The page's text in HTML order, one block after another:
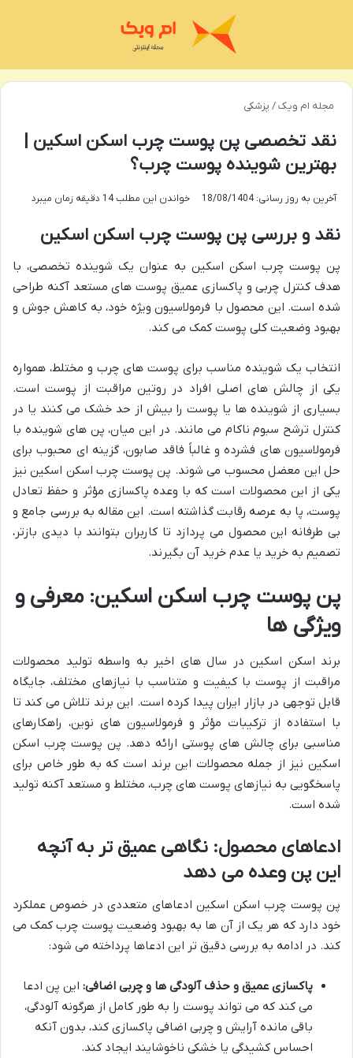
مجله ام ویک/ پزشکی
نقد تخصصی پن پوست چرب اسکن اسکین |
بهترین شوینده پوست چرب؟
آخرین به روز رسانی: 18/08/1404 خواندن این مطلب 14 دقیقه زمان میبرد
نقد و بررسی پن پوست چرب اسکن اسکین
پن پوست چرب اسکن اسکین به عنوان یک شوینده تخصصی، با
هدف کنترل چربی و پاکسازی عمیق پوست های مستعد آکنه طراحی
شده است. این محصول با فرمولاسیون ویژه خود، به کاهش جوش و
بهبود وضعیت کلی پوست کمک می کند.
انتخاب یک شوینده مناسب برای پوست های چرب و مختلط، همواره
یکی از چالش های اصلی افراد در روتین مراقبت از پوست است.
بسیاری از شوینده ها یا پوست را بیش از حد خشک می کنند یا در
کنترل ترشح سبوم ناکام می مانند. در این میان، پن های شوینده با
فرمولاسیون های فشرده و غالباً فاقد صابون، گزینه ای محبوب برای
حل این معضل محسوب می شوند. پن پوست چرب اسکن اسکین نیز
یکی از این محصولات است که با وعده پاکسازی مؤثر و حفظ تعادل
پوست، پا به عرصه رقابت گذاشته است. این مقاله به بررسی جامع و
بی طرفانه این محصول می پردازد تا کاربران بتوانند با دیدی بازتر،
تصمیم به خرید یا عدم خرید آن بگیرند.
پن پوست چرب اسکن اسکین: معرفی و
ویژگی ها
برند اسکن اسکین در سال های اخیر به واسطه تولید محصولات
مراقبت از پوست با کیفیت و متناسب با نیازهای مختلف، جایگاه
قابل توجهی در بازار ایران پیدا کرده است. این برند تلاش می کند تا
با استفاده از ترکیبات مؤثر و فرمولاسیون های نوین، راهکارهای
مناسبی برای چالش های پوستی ارائه دهد. پن پوست چرب اسکن
اسکین نیز از جمله محصولات این برند است که به طور خاص برای
پاسخگویی به نیازهای پوست های چرب، مختلط و مستعد آکنه تولید
شده است.
ادعاهای محصول: نگاهی عمیق تر به آنچه
این پن وعده می دهد
پن پوست چرب اسکن اسکین ادعاهای متعددی در خصوص عملکرد
خود دارد که هر یک از آن ها به بهبود وضعیت پوست چرب کمک می
کند. در ادامه به بررسی دقیق تر این ادعاها پرداخته می شود:
پاکسازی عمیق و حذف آلودگی ها و چربی اضافی: این پن ادعا
می کند که می تواند پوست را به طور کامل از هرگونه آلودگی،
باقی مانده آرایش و چربی اضافی پاکسازی کند، بدون آنکه
احساس کشیدگی یا خشکی ناخوشایند ایجاد کند.